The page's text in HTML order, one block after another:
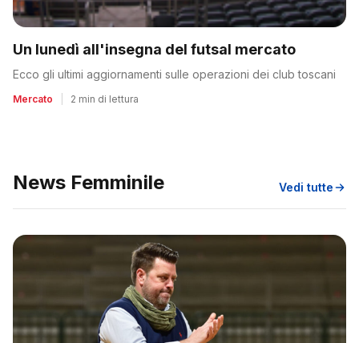
Un lunedì all'insegna del futsal mercato
Ecco gli ultimi aggiornamenti sulle operazioni dei club toscani
Mercato 2 min di lettura
News Femminile Vedi tutte